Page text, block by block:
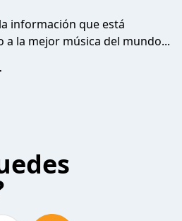
información que está
la mejor música del mundo...